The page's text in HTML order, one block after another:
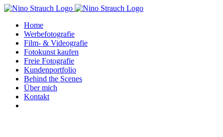
Zum
springenHome
Werbefotografie
Film- & Videografie
Fotokunst kaufen
Freie Fotografie
Kundenportfolio
Behind the Scenes
Über mich
Kontakt